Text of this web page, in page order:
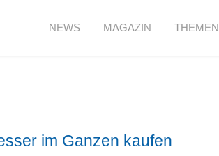
NEWS MAGAZIN THEMEN
im Ganzen kaufen